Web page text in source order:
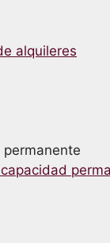
alquileres